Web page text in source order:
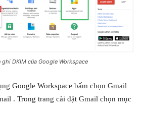
DKIM của Google Workspace
Google Workspace bấm chọn Gmail
. Trong trang cài đặt Gmail chọn mục